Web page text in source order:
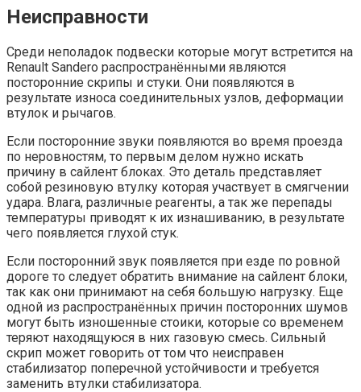
Неисправности
Среди неполадок подвески которые могут встретится на
Renault Sandero распространёнными являются
посторонние скрипы и стуки. Они появляются в
результате износа соединительных узлов, деформации
втулок и рычагов.
Если посторонние звуки появляются во время проезда
по неровностям, то первым делом нужно искать
причину в сайлент блоках. Это деталь представляет
собой резиновую втулку которая участвует в смягчении
удара. Влага, различные реагенты, а так же перепады
температуры приводят к их изнашиванию, в результате
чего появляется глухой стук.
Если посторонний звук появляется при езде по ровной
дороге то следует обратить внимание на сайлент блоки,
так как они принимают на себя большую нагрузку. Еще
одной из распространённых причин посторонних шумов
могут быть изношенные стоики, которые со временем
теряют находящуюся в них газовую смесь. Сильный
скрип может говорить от том что неисправен
стабилизатор поперечной устойчивости и требуется
заменить втулки стабилизатора.